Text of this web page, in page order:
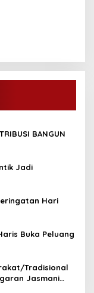
BANGUN
Jadi
Hari
Buka Peluang
Tradisional
Jasmani